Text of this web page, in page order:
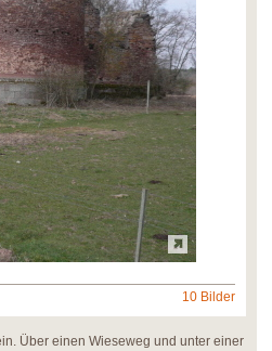
10 Bilder
Über einen Wieseweg und unter einer